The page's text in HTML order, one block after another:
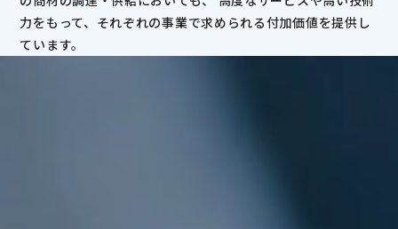
力をもって、それぞれの事業で求められる付加価値を提供し
ています。